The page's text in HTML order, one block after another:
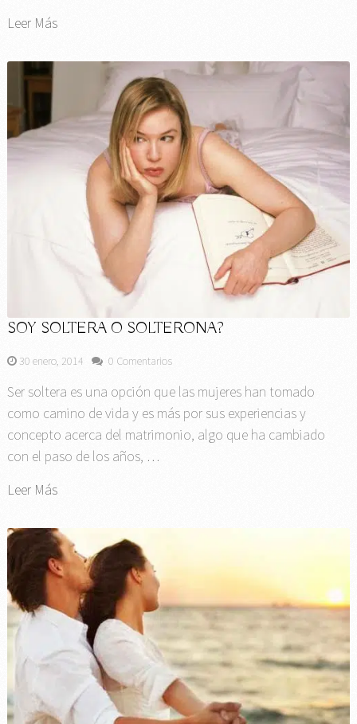
Leer Más
SOY SOLTERA O SOLTERONA?
30 enero, 2014 0 Comentarios
Ser soltera es una opción que las mujeres han tomado
como camino de vida y es más por sus experiencias y
concepto acerca del matrimonio, algo que ha cambiado
con el paso de los años, …
Leer Más